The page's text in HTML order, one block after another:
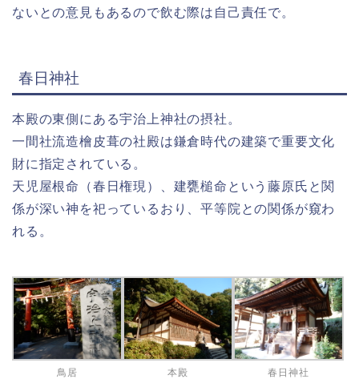
ないとの意見もあるので飲む際は自己責任で。
春日神社
本殿の東側にある宇治上神社の摂社。
一間社流造檜皮葺の社殿は鎌倉時代の建築で重要文化
財に指定されている。
天児屋根命（春日権現）、建甕槌命という藤原氏と関
係が深い神を祀っているおり、平等院との関係が窺わ
れる。
鳥居 本殿 春日神社